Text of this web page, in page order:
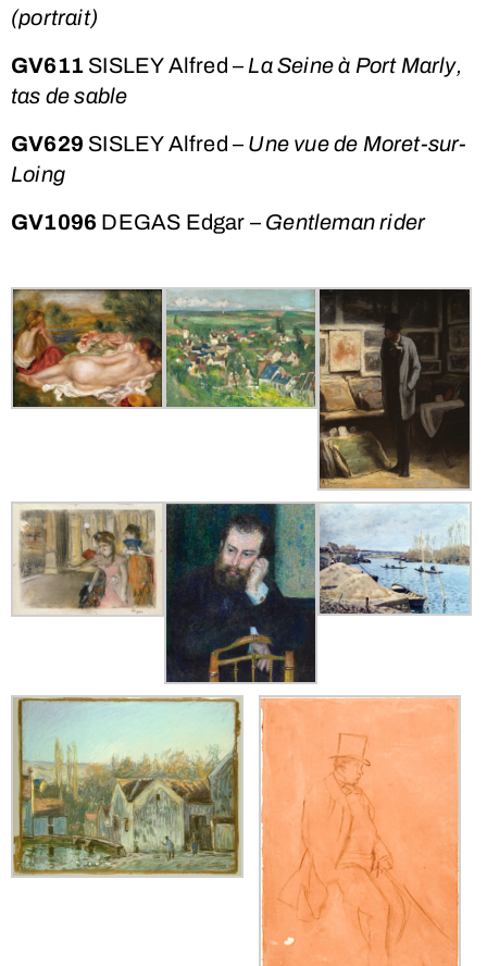
(portrait)
GV611 SISLEY Alfred – La Seine à Port Marly,
tas de sable
GV629 SISLEY Alfred – Une vue de Moret-sur-
Loing
GV1096 DEGAS Edgar – Gentleman rider